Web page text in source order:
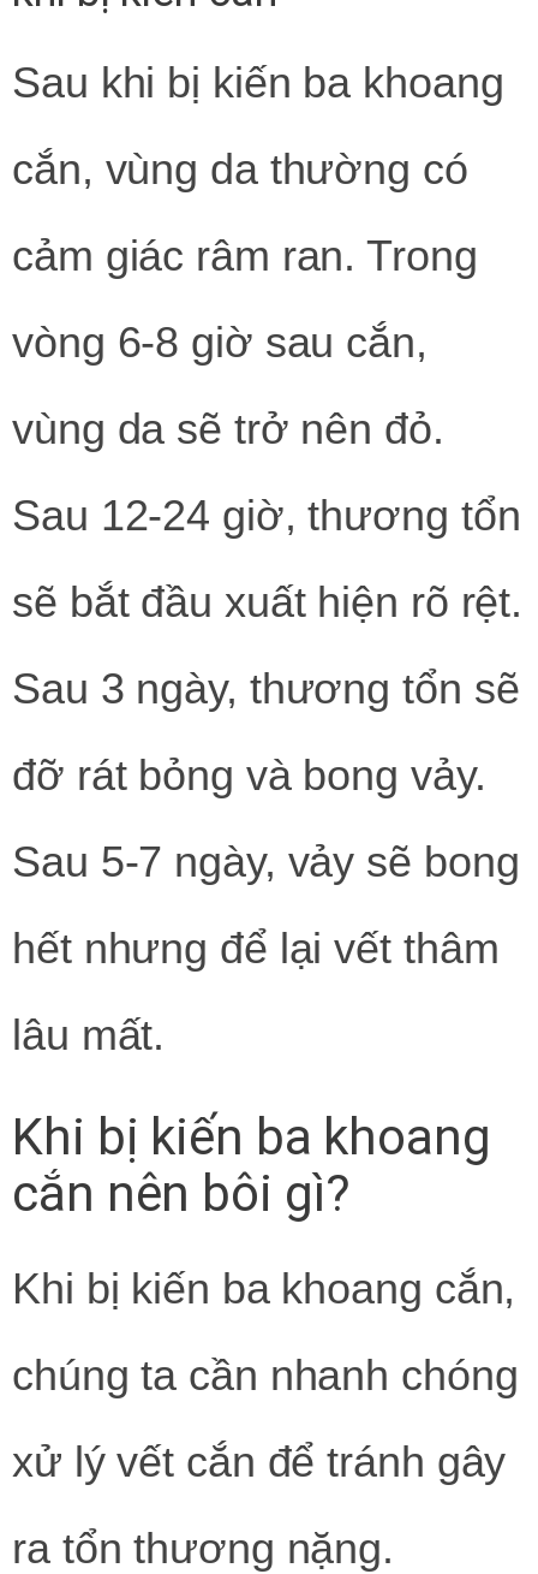
Sau khi bị kiến ba khoang
cắn, vùng da thường có
cảm giác râm ran. Trong
vòng 6-8 giờ sau cắn,
vùng da sẽ trở nên đỏ.
Sau 12-24 giờ, thương tổn
sẽ bắt đầu xuất hiện rõ rệt.
Sau 3 ngày, thương tổn sẽ
đỡ rát bỏng và bong vảy.
Sau 5-7 ngày, vảy sẽ bong
hết nhưng để lại vết thâm
lâu mất.
Khi bị kiến ba khoang
cắn nên bôi gì?
Khi bị kiến ba khoang cắn,
chúng ta cần nhanh chóng
xử lý vết cắn để tránh gây
ra tổn thương nặng.